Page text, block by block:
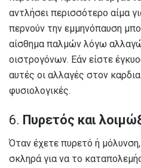
αντλήσει περισσότερο αίμα
περνούν την εμμηνόπαυση
αίσθημα παλμών λόγω
οιστρογόνων. Εάν είστε
αυτές οι αλλαγές στον
φυσιολογικές.
6. Πυρετός και
Όταν έχετε πυρετό ή
σκληρά για να το